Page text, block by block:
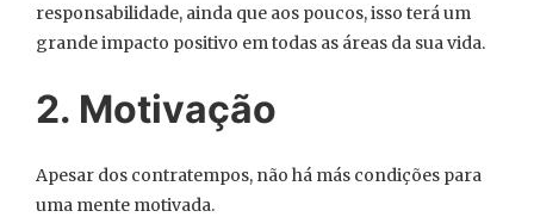
responsabilidade, ainda que aos poucos, isso terá um
grande impacto positivo em todas as áreas da sua vida.
2. Motivação
Apesar dos contratempos, não há más condições para
uma mente motivada.